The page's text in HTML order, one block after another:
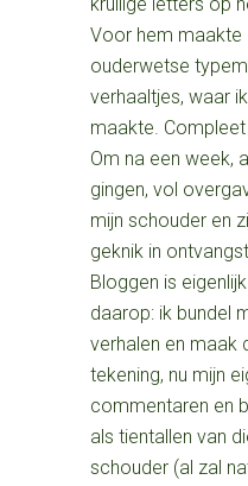
Voor hem maakte
ouderwetse
verhaaltjes, waar
maakte.
Om na een week,
gingen, vol
mijn schouder en
geknik in
Bloggen is
daarop: ik bundel
verhalen en maak
tekening, nu mijn
commentaren en
als tientallen van
schouder (al zal